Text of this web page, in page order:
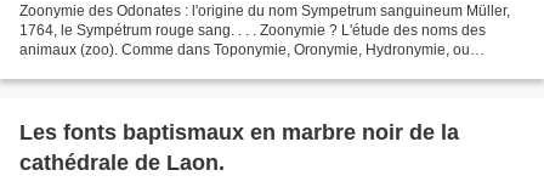
Zoonymie des Odonates : l'origine du nom Sympetrum sanguineum Müller,
1764, le Sympétrum rouge sang. . . . Zoonymie ? L'étude des noms des
animaux (zoo). Comme dans Toponymie, Oronymie, Hydronymie, ou
Les fonts baptismaux en marbre noir de la
cathédrale de Laon.